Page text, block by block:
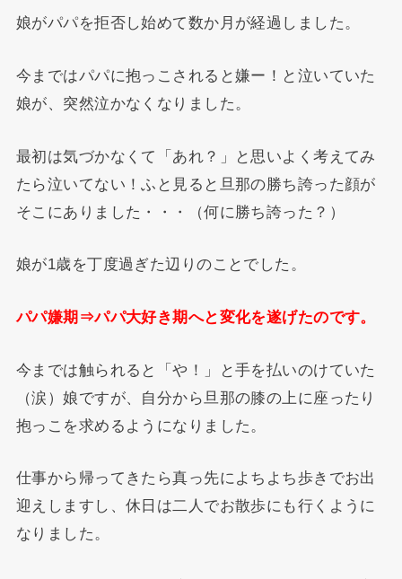
娘がパパを拒否し始めて数か月が経過しました。
今まではパパに抱っこされると嫌ー！と泣いていた
娘が、突然泣かなくなりました。
最初は気づかなくて「あれ？」と思いよく考えてみ
たら泣いてない！ふと見ると旦那の勝ち誇った顔が
そこにありました・・・（何に勝ち誇った？）
娘が1歳を丁度過ぎた辺りのことでした。
パパ嫌期⇒パパ大好き期へと変化を遂げたのです。
今までは触られると「や！」と手を払いのけていた
（涙）娘ですが、自分から旦那の膝の上に座ったり
抱っこを求めるようになりました。
仕事から帰ってきたら真っ先によちよち歩きでお出
迎えしますし、休日は二人でお散歩にも行くように
なりました。